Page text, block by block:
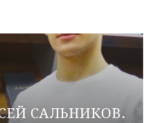
САЛЬНИКОВ.